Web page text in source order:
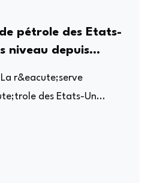
pétrole des Etats-
niveau depuis
r&eacute;serve
des Etats-Un...